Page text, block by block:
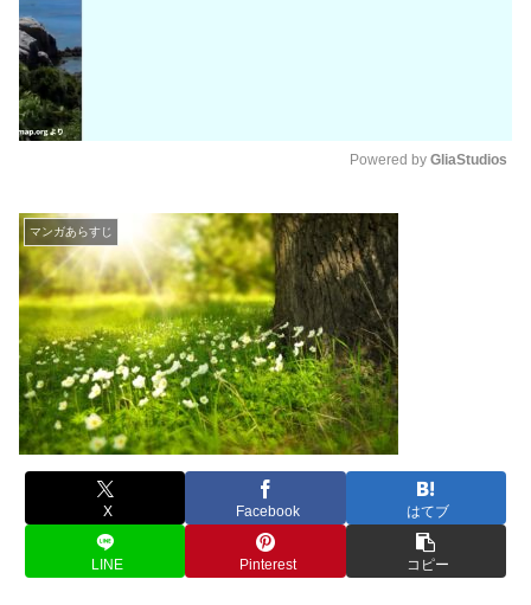
Powered by GliaStudios
マンガあらすじ
X Facebook はてブ
LINE Pinterest コピー